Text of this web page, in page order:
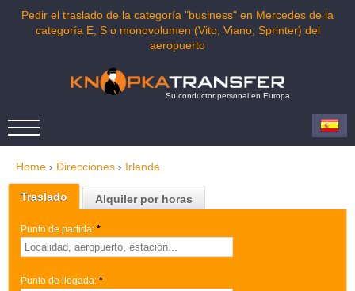
Pedir el traslado de la categoría "business" en Mercedes de la
categoría E, S o monovolumen (Vito, Viano, Sprinter) del
aeropuerto
Su conductor personal en Europa
Home › Direcciones › Irlanda
Traslado Alquiler por horas
Punto de partida: *
Punto de llegada: *